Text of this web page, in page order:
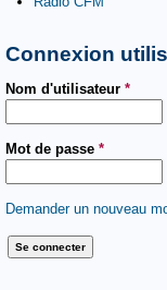
Connexion
Nom d'utilisateur *
Mot de passe *
Demander un nouveau